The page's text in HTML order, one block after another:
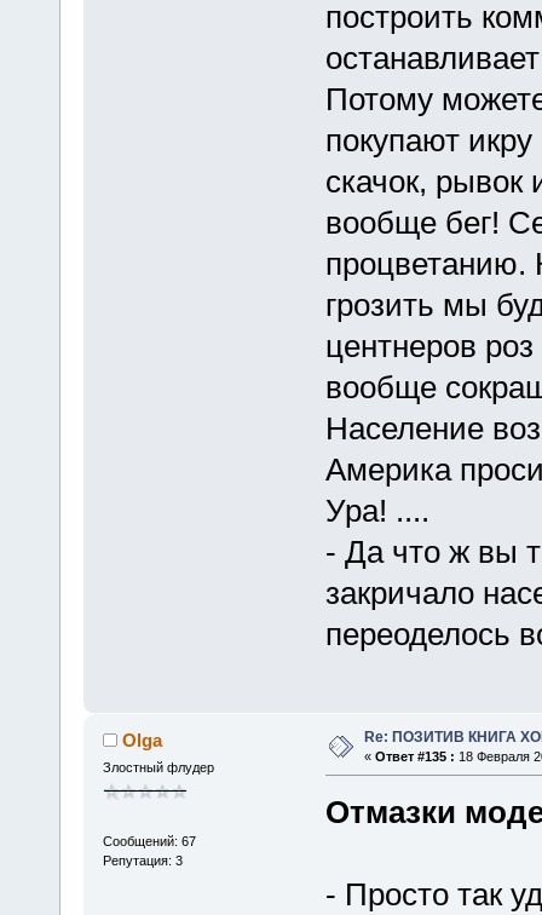
построить
Потому
покупают
скачок,
вообще бег!
процветанию.
грозить мы
центнеров
вообще
Население
Америка
Ура! ....
- Да что ж вы
закричало
переоделось
Olga
Злостный флудер
Сообщений: 67
Репутация: 3
Re: ПОЗИТИВ КНИГА
« Ответ #135 : 18 Февраля
Отмазки
- Просто так